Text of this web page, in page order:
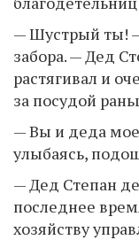
— Шустрый ты!
забора. — Дед
растягивал и
за посудой
— Вы и деда
улыбаясь,
— Дед Степан
последнее
хозяйству